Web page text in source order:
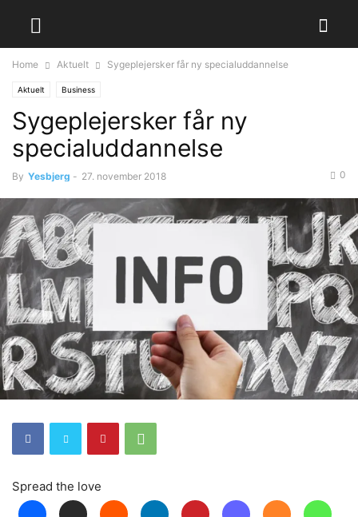
Home Aktuelt Sygeplejersker får ny specialuddannelse
Aktuelt Business
Sygeplejersker får ny
specialuddannelse
By Yesbjerg - 27. november 2018 0
Spread the love